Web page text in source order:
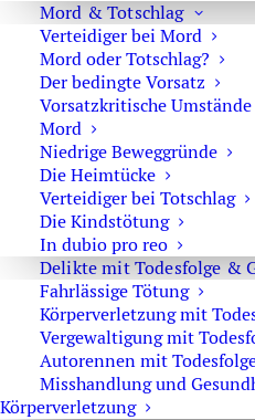
Mord & Totschlag
Verteidiger bei Mord
Mord oder Totschlag?
Der bedingte Vorsatz
Vorsatzkritische Umstände
Mord
Niedrige Beweggründe
Die Heimtücke
Verteidiger bei Totschlag
Die Kindstötung
In dubio pro reo
Delikte mit Todesfolge &
Fahrlässige Tötung
Körperverletzung mit
Vergewaltigung mit
Autorennen mit
Misshandlung und
Körperverletzung
Revision – kein
Weisungen im
Führungsaufsicht
Kuss auf den Mund
Sexualstraftat –
Urteilsaufhebung